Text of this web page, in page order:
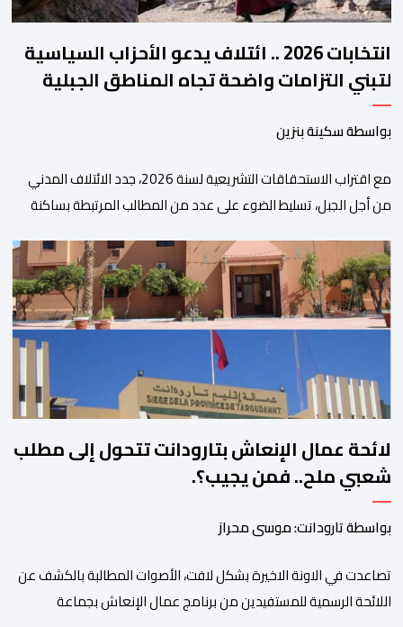
انتخابات 2026 .. ائتلاف يدعو الأحزاب السياسية
لتبني التزامات واضحة تجاه المناطق الجبلية
بواسطة سكينة بنزين
مع اقتراب الاستحقاقات التشريعية لسنة 2026، جدد الائتلاف المدني
من أجل الجبل، تسليط الضوء على عدد من المطالب المرتبطة بساكنة
فيها الأحزاب السياسية، إلى ادراج 10 التزامات ضمن برامجها الانتخابية
المنتظرة، في إطار تعاقد سياسي مع المناطق الجبلية والانتقال من
الوعود الانتخابية إلى التزامات عملية […]
لائحة عمال الإنعاش بتارودانت تتحول إلى مطلب
شعبي ملح.. فمن يجيب؟.
بواسطة تارودانت: موسى محراز
تصاعدت في الاونة الاخيرة بشكل لافت، الأصوات المطالبة بالكشف عن
اللائحة الرسمية للمستفيدين من برنامج عمال الإنعاش بجماعة